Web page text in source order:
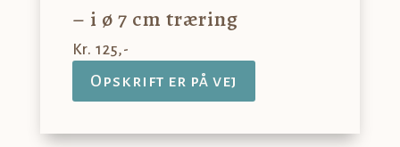
– i ø 7 cm træring
Kr. 125,-
Opskrift er på vej